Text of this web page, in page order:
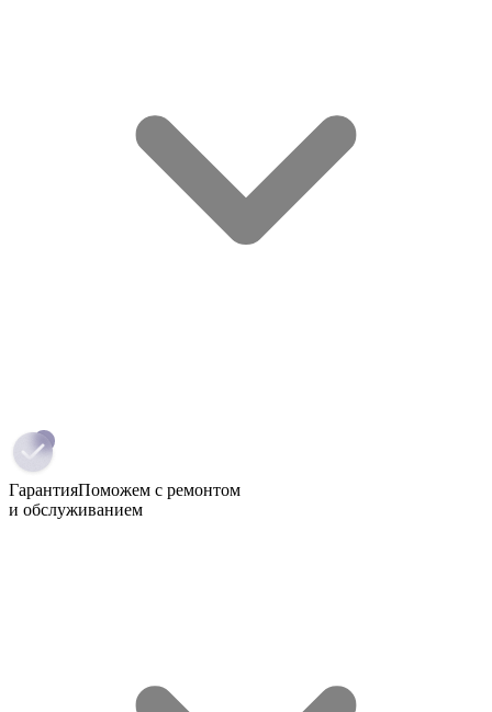
ГарантияПоможем с ремонтом
и обслуживанием